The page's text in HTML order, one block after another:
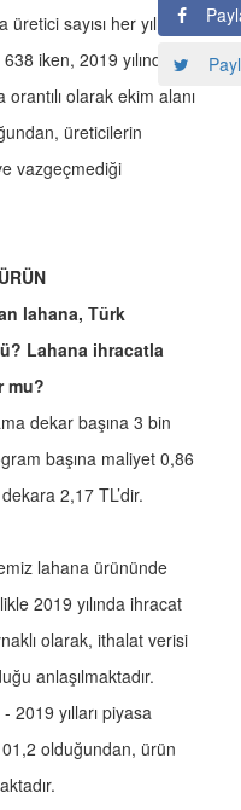
sayısı her yıl artış
iken, 2019 yılında 10
orantılı olarak ekim alanı
üreticilerin
vazgeçmediği
lahana, Türk
Lahana ihracatla
mu?
dekar başına 3 bin
başına maliyet 0,86
2,17 TL’dir.
lahana ürününde
2019 yılında ihracat
olarak, ithalat verisi
anlaşılmaktadır.
2019 yılları piyasa
olduğundan, ürün